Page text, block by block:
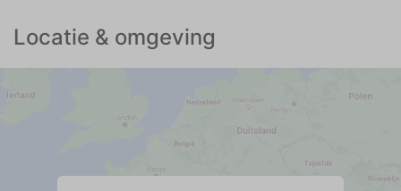
Locatie & omgeving